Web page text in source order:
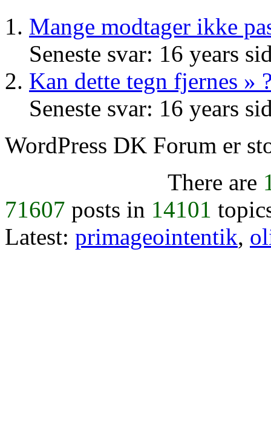
Mange modtager ikke
Seneste svar: 16 years
Kan dette tegn fjernes »
Seneste svar: 16 years
WordPress DK Forum er
There are
71607 posts in 14101
Latest: primageointentik,